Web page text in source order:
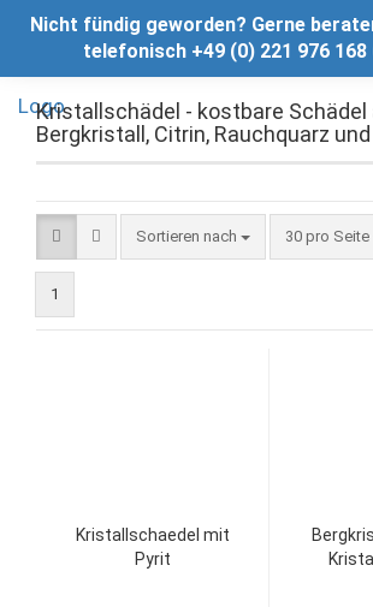
Nicht fündig geworden? Gerne
telefonisch +49 (0) 221 976 168
Kristallschädel - kostbare Schädel
Bergkristall, Citrin, Rauchquarz
Sortieren nach
Sortieren nach 30 pro Seite
pro Seite
1
Kristallschaedel mit
Pyrit